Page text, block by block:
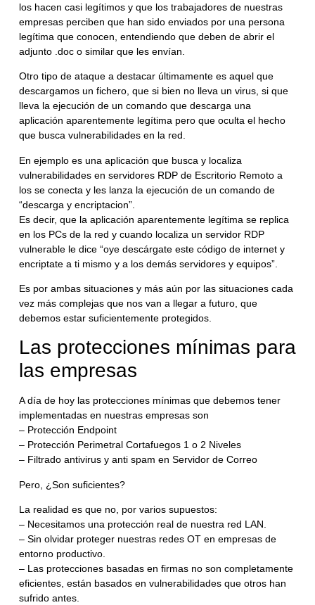
los hacen casi legítimos y que los trabajadores de nuestras
empresas perciben que han sido enviados por una persona
legítima que conocen, entendiendo que deben de abrir el
adjunto .doc o similar que les envían.
Otro tipo de ataque a destacar últimamente es aquel que
descargamos un fichero, que si bien no lleva un virus, si que
lleva la ejecución de un comando que descarga una
aplicación aparentemente legítima pero que oculta el hecho
que busca vulnerabilidades en la red.
En ejemplo es una aplicación que busca y localiza
vulnerabilidades en servidores RDP de Escritorio Remoto a
los se conecta y les lanza la ejecución de un comando de
“descarga y encriptacion”.
Es decir, que la aplicación aparentemente legítima se replica
en los PCs de la red y cuando localiza un servidor RDP
vulnerable le dice “oye descárgate este código de internet y
encriptate a ti mismo y a los demás servidores y equipos”.
Es por ambas situaciones y más aún por las situaciones cada
vez más complejas que nos van a llegar a futuro, que
debemos estar suficientemente protegidos.
Las protecciones mínimas para
las empresas
A día de hoy las protecciones mínimas que debemos tener
implementadas en nuestras empresas son
– Protección Endpoint
– Protección Perimetral Cortafuegos 1 o 2 Niveles
– Filtrado antivirus y anti spam en Servidor de Correo
Pero, ¿Son suficientes?
La realidad es que no, por varios supuestos:
– Necesitamos una protección real de nuestra red LAN.
– Sin olvidar proteger nuestras redes OT en empresas de
entorno productivo.
– Las protecciones basadas en firmas no son completamente
eficientes, están basados en vulnerabilidades que otros han
sufrido antes.